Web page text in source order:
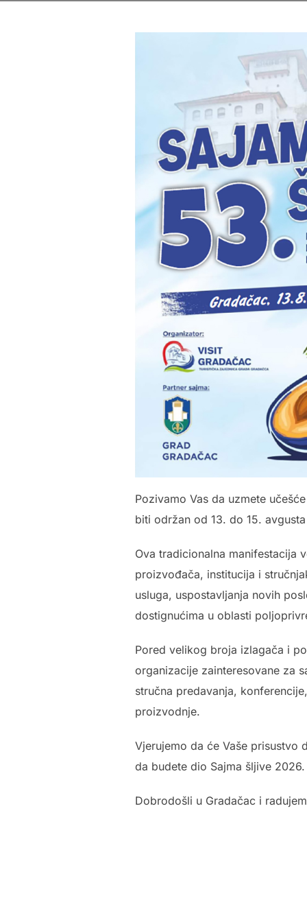
Pozivamo Vas da uzmete
biti održan od 13. do 15.
Ova tradicionalna manifestacija
proizvođača, institucija i
usluga, uspostavljanja novih
dostignućima u oblasti
Pored velikog broja izlagača i
organizacije zainteresovane za
stručna predavanja,
proizvodnje.
Vjerujemo da će Vaše prisustvo
da budete dio Sajma šljive
Dobrodošli u Gradačac i